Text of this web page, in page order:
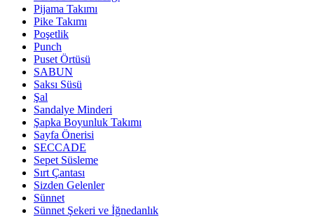
Pijama Takımı
Pike Takımı
Poşetlik
Punch
Puset Örtüsü
SABUN
Saksı Süsü
Şal
Sandalye Minderi
Şapka Boyunluk Takımı
Sayfa Önerisi
SECCADE
Sepet Süsleme
Sırt Çantası
Sizden Gelenler
Sünnet
Sünnet Şekeri ve İğnedanlık